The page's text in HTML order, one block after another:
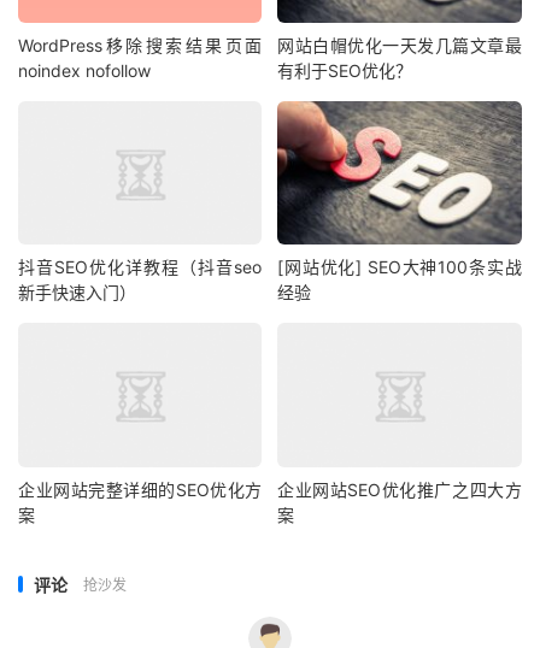
WordPress移除搜索结果页面
noindex nofollow
网站白帽优化一天发几篇文章最
有利于SEO优化？
抖音SEO优化详教程（抖音seo
新手快速入门）
[网站优化] SEO大神100条实战
经验
企业网站完整详细的SEO优化方
案
企业网站SEO优化推广之四大方
案
评论 抢沙发